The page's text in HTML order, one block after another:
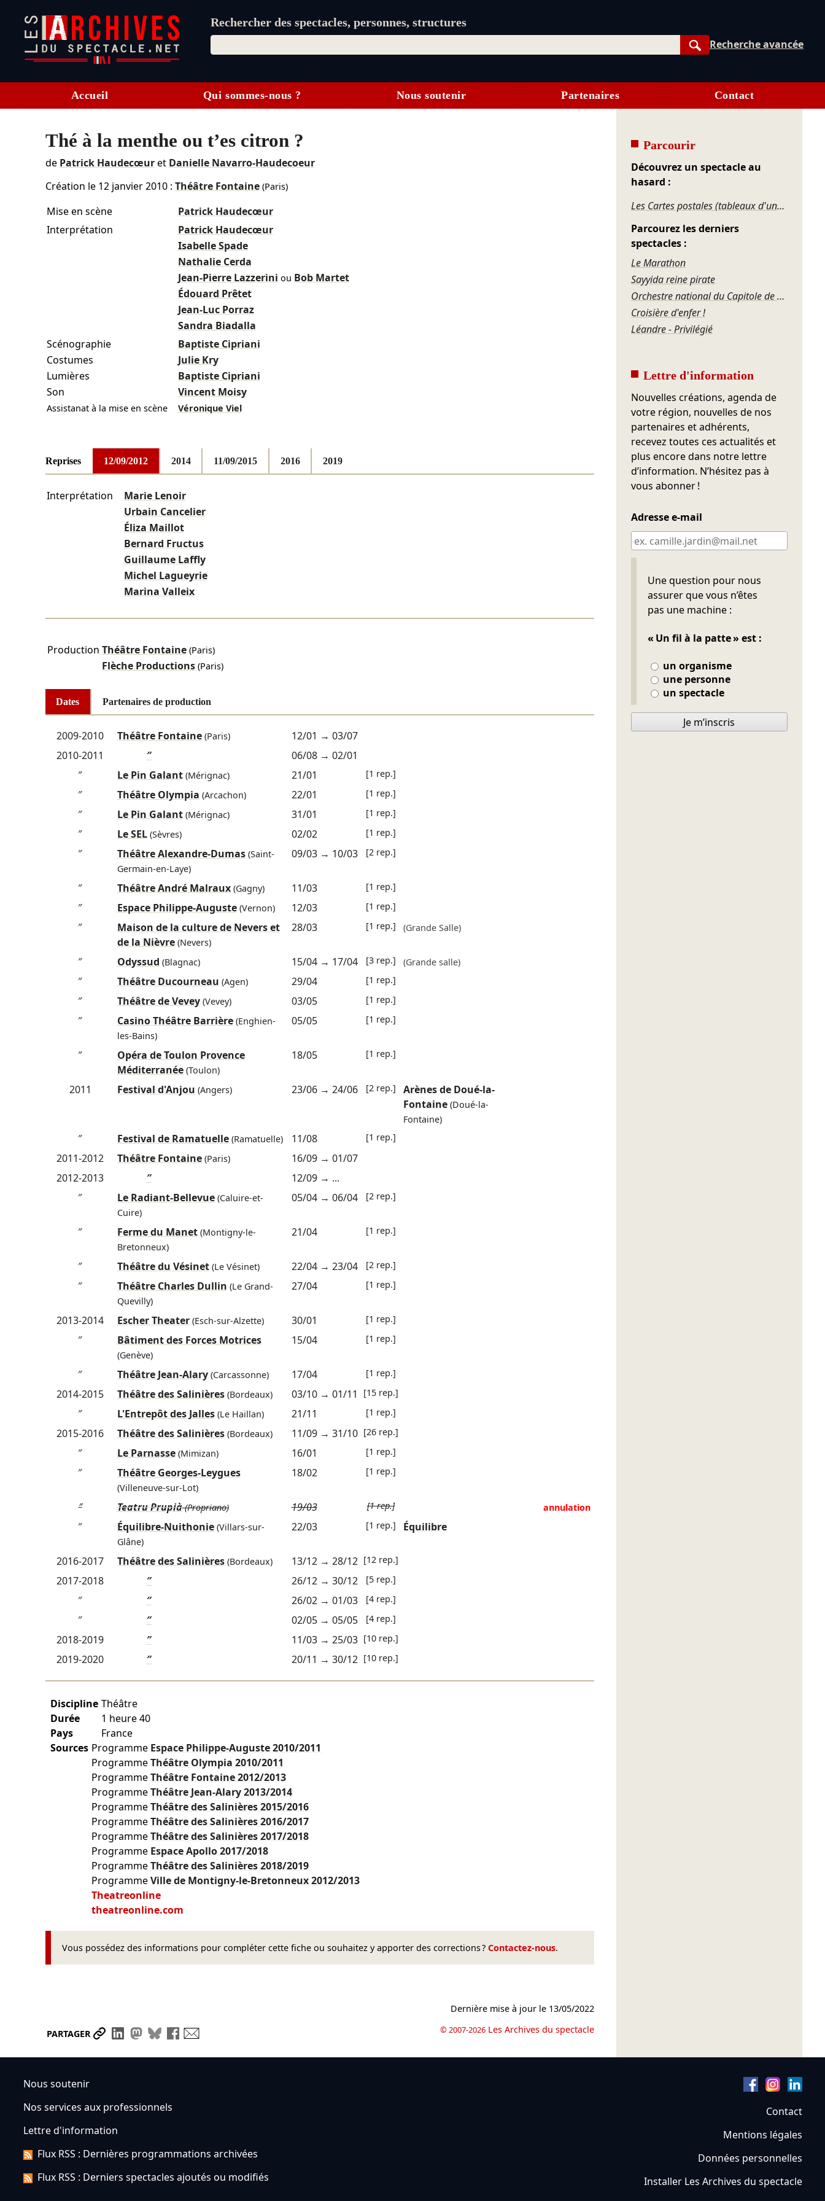
Rechercher des spectacles, personnes, structures
Rechercher
Recherche avancée
Accueil Qui sommes-nous ? Nous soutenir Partenaires Contact
Thé à la menthe ou t’es citron ?
de Patrick Haudecœuret Danielle Navarro-Haudecoeur
Création le 12 janvier 2010: Théâtre Fontaine(Paris)
Mise en scène
Patrick Haudecœur
Interprétation
Patrick Haudecœur
Isabelle Spade
Nathalie Cerda
Jean-Pierre Lazzerini ou Bob Martet
Édouard Prêtet
Jean-Luc Porraz
Sandra Biadalla
Scénographie
Baptiste Cipriani
Costumes
Julie Kry
Lumières
Baptiste Cipriani
Son
Vincent Moisy
Assistanat à la mise en scène Véronique Viel
Reprises 12/09/2012 2014 11/09/2015 2016 2019
Interprétation
Marie Lenoir
Urbain Cancelier
Éliza Maillot
Bernard Fructus
Guillaume Laffly
Michel Lagueyrie
Marina Valleix
Production Théâtre Fontaine(Paris)
Flèche Productions(Paris)
Dates Partenaires de production
2009-2010 Théâtre Fontaine(Paris) 12/01 → 03/07
2010-2011
″ 06/08→ 02/01
″
Le Pin Galant(Mérignac) 21/01 [1 rep.]
″ Théâtre Olympia (Arcachon) 22/01 [1 rep.]
″ Le Pin Galant(Mérignac) 31/01 [1 rep.]
″ Le SEL(Sèvres) 02/02 [1 rep.]
″ Théâtre Alexandre-Dumas(Saint-
Germain-en-Laye)
09/03→ 10/03 [2 rep.]
″ Théâtre André Malraux(Gagny) 11/03 [1 rep.]
″ Espace Philippe-Auguste(Vernon) 12/03 [1 rep.]
″
Maison de la culture de Nevers et
de la Nièvre(Nevers)
28/03 [1 rep.] (Grande Salle)
″ Odyssud (Blagnac) 15/04→ 17/04 [3 rep.] (Grande salle)
″ Théâtre Ducourneau (Agen) 29/04 [1 rep.]
″ Théâtre de Vevey(Vevey) 03/05 [1 rep.]
″ Casino Théâtre Barrière(Enghien-
les-Bains)
05/05 [1 rep.]
″
Opéra de Toulon Provence
Méditerranée(Toulon)
18/05 [1 rep.]
2011 Festival d'Anjou (Angers) 23/06→ 24/06 [2 rep.]
Arènes de Doué-la-
Fontaine (Doué-la-
Fontaine)
″ Festival de Ramatuelle(Ramatuelle) 11/08 [1 rep.]
2011-2012 Théâtre Fontaine(Paris) 16/09→ 01/07
2012-2013
″ 12/09→ ...
″
Le Radiant-Bellevue(Caluire-et-
Cuire)
05/04→ 06/04 [2 rep.]
″ Ferme du Manet(Montigny-le-
Bretonneux)
21/04 [1 rep.]
″ Théâtre du Vésinet(Le Vésinet) 22/04→ 23/04 [2 rep.]
″ Théâtre Charles Dullin (Le Grand-
Quevilly)
27/04 [1 rep.]
2013-2014 Escher Theater(Esch-sur-Alzette) 30/01 [1 rep.]
″ Bâtiment des Forces Motrices
(Genève)
15/04 [1 rep.]
″ Théâtre Jean-Alary(Carcassonne) 17/04 [1 rep.]
2014-2015 Théâtre des Salinières(Bordeaux) 03/10→ 01/11 [15 rep.]
″ L'Entrepôt des Jalles(Le Haillan) 21/11 [1 rep.]
2015-2016 Théâtre des Salinières(Bordeaux) 11/09→ 31/10 [26 rep.]
″ Le Parnasse(Mimizan) 16/01 [1 rep.]
″ Théâtre Georges-Leygues
(Villeneuve-sur-Lot)
18/02 [1 rep.]
″ Teatru Prupià(Propriano) 19/03 [1 rep.] annulation
″ Équilibre-Nuithonie(Villars-sur-
Glâne)
22/03 [1 rep.] Équilibre
2016-2017 Théâtre des Salinières(Bordeaux) 13/12→ 28/12 [12 rep.]
2017-2018 ″ 26/12→ 30/12 [5 rep.]
″ ″ 26/02→ 01/03 [4 rep.]
″ ″ 02/05→ 05/05 [4 rep.]
2018-2019 ″ 11/03→ 25/03 [10 rep.]
2019-2020 ″ 20/11 → 30/12 [10 rep.]
Discipline Théâtre
Durée
1 heure 40
Pays
France
Sources Programme Espace Philippe-Auguste2010/2011
ProgrammeThéâtre Olympia2010/2011
ProgrammeThéâtre Fontaine2012/2013
ProgrammeThéâtre Jean-Alary2013/2014
ProgrammeThéâtre des Salinières2015/2016
ProgrammeThéâtre des Salinières2016/2017
ProgrammeThéâtre des Salinières2017/2018
Programme Espace Apollo2017/2018
ProgrammeThéâtre des Salinières2018/2019
ProgrammeVille de Montigny-le-Bretonneux2012/2013
Theatreonline
theatreonline.com
Vous possédez des informations pour compléter cette fiche ou souhaitez y apporter des corrections ? Contactez-nous.
PARTAGER Partager le lien
Partager sur LinkedIn
Partager sur Mastodon
Partager sur Bluesky
Partager sur Facebook
Dernière mise à jour le 13/05/2022
© 2007-2026 Les Archives du spectacle
Parcourir
Découvrez un spectacle au
hasard :
Les Cartes postales (tableaux d'une vie paysanne)
Parcourez les derniers
spectacles :
Le Marathon
Sayyida reine pirate
Orchestre national du Capitole de Toulouse – Roussel, Ravel, Offenbach, Rosenthal, Gershwin
Croisière d'enfer !
Léandre - Privilégié
Lettre d'information
Nouvelles créations, agenda de
votre région, nouvelles de nos
partenaires et adhérents,
recevez toutes ces actualités et
plus encore dans notre lettre
d’information. N’hésitez pas à
vous abonner !
Adresse e-mail
Une question pour nous
assurer que vous n’êtes
pas une machine :
« Un fil à la patte » est :
un organisme
une personne
un spectacle
Ne pas remplir
Je m’inscris
Nous soutenir
Nos services aux professionnels
Lettre d'information
Flux RSS : Dernières programmations archivées
Flux RSS : Derniers spectacles ajoutés ou modifiés
Contact
Mentions légales
Données personnelles
Installer Les Archives du spectacle